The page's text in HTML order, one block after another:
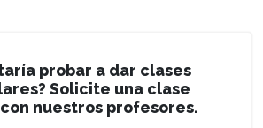
probar a dar clases
Solicite una clase
nuestros profesores.